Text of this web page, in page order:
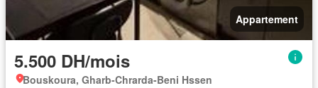
Appartement
5.500 DH/mois
Bouskoura, Gharb-Chrarda-Beni Hssen